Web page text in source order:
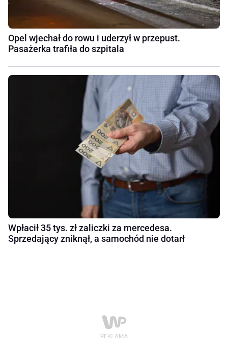
Opel wjechał do rowu i uderzył w przepust.
Pasażerka trafiła do szpitala
Wpłacił 35 tys. zł zaliczki za mercedesa.
Sprzedający zniknął, a samochód nie dotarł